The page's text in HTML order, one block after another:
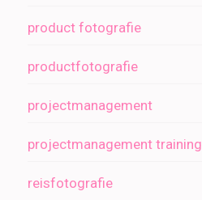
product fotografie
productfotografie
projectmanagement
projectmanagement training
reisfotografie